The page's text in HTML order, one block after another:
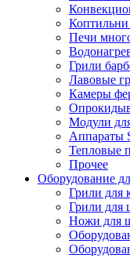
Печи
Грили
Лавовые
Камеры
Модули
Аппараты
Тепловые
Прочее
Оборудование
Грили для
Грили для
Ножи для